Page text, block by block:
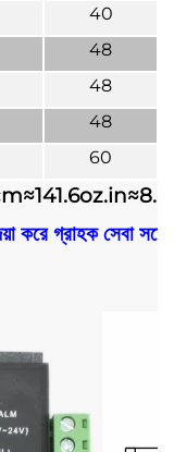
40
48
48
48
60
করে গ্রাহক সেবা